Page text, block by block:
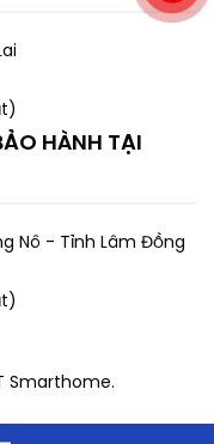
HÀNH TẠI
Nô - Tỉnh Lâm Đồng
Smarthome.